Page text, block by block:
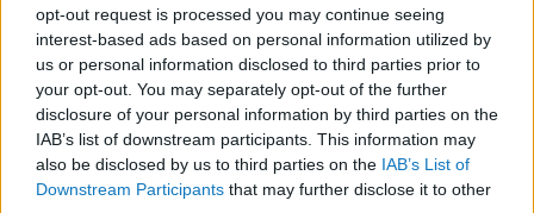
opt-out request is processed you may continue seeing
interest-based ads based on personal information utilized by
us or personal information disclosed to third parties prior to
your opt-out. You may separately opt-out of the further
disclosure of your personal information by third parties on the
IAB’s list of downstream participants. This information may
also be disclosed by us to third parties on the IAB’s List of
Downstream Participants that may further disclose it to other